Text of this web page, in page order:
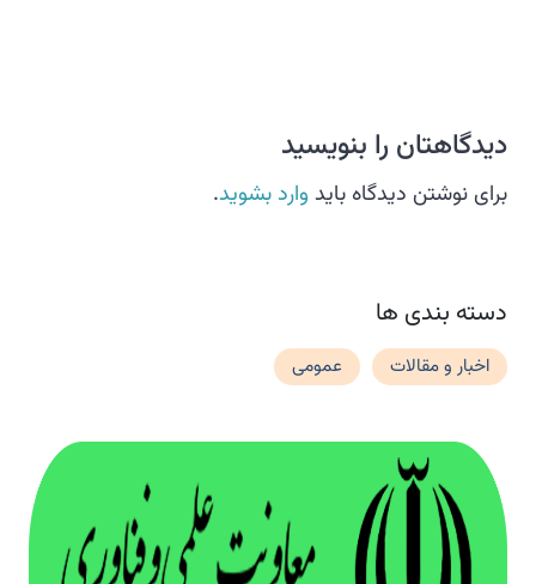
دیدگاهتان را بنویسید
برای نوشتن دیدگاه باید وارد بشوید.
دسته بندی ها
اخبار و مقالات عمومی